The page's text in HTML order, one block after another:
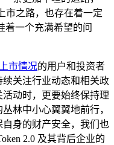
市之路，也存在着一定
着一个充满希望的问
上市情况的用户和投资者
关注行业动态和相关政
动时，更要始终保持理
林中小心翼翼地前行，
身的财产安全，我们也
2.0 及其背后企业的